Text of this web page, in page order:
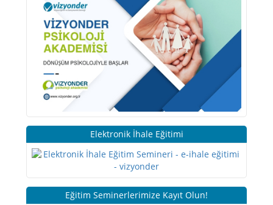
Elektronik İhale Eğitimi
Eğitim Seminerlerimize Kayıt Olun!